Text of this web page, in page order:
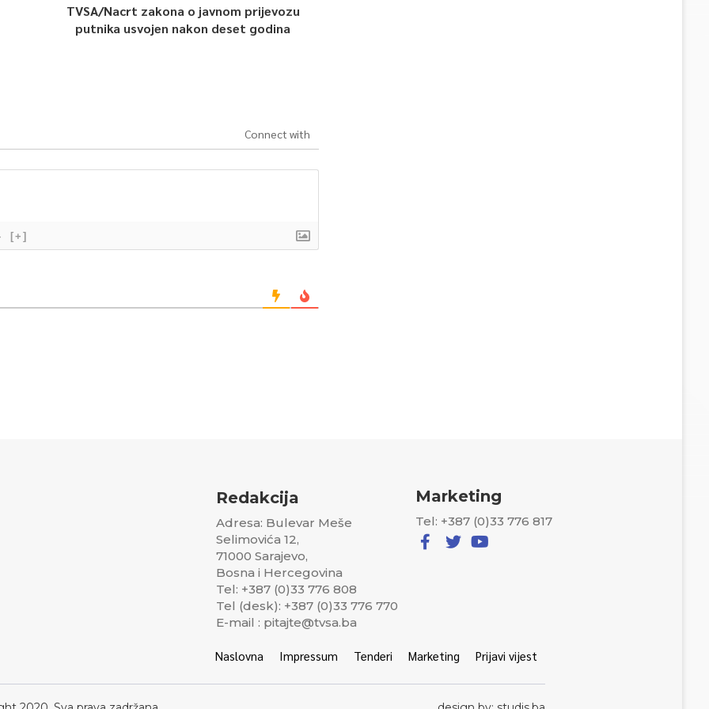
TVSA/Nacrt zakona o javnom prijevozu
putnika usvojen nakon deset godina
Connect with
[+]
Redakcija
Adresa: Bulevar Meše
Selimovića 12,
71000 Sarajevo,
Bosna i Hercegovina
Tel: +387 (0)33 776 808
Tel (desk): +387 (0)33 776 770
E-mail : pitajte@tvsa.ba
Marketing
Tel: +387 (0)33 776 817
Naslovna Impressum Tenderi Marketing Prijavi vijest